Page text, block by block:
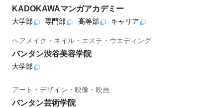
KADOKAWAマンガアカデミー
大学部 専門部 高等部 キャリア
ヘアメイク・ネイル・エステ・ウエディング
バンタン渋谷美容学院
大学部
アート・デザイン・映像・映画
バンタン芸術学院